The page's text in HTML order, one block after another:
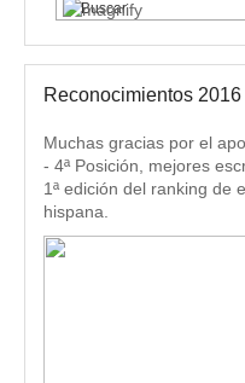
Reconocimientos 2016
Muchas gracias por el
- 4ª Posición, mejores
1ª edición del ranking de
hispana.